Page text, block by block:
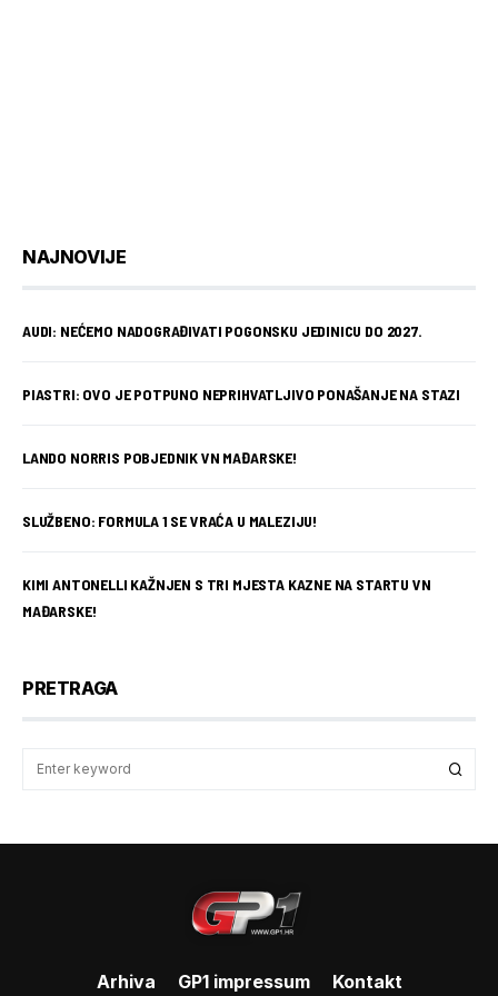
NAJNOVIJE
AUDI: NEĆEMO NADOGRAĐIVATI POGONSKU JEDINICU DO 2027.
PIASTRI: OVO JE POTPUNO NEPRIHVATLJIVO PONAŠANJE NA STAZI
LANDO NORRIS POBJEDNIK VN MAĐARSKE!
SLUŽBENO: FORMULA 1 SE VRAĆA U MALEZIJU!
KIMI ANTONELLI KAŽNJEN S TRI MJESTA KAZNE NA STARTU VN
MAĐARSKE!
PRETRAGA
Arhiva GP1 impressum Kontakt